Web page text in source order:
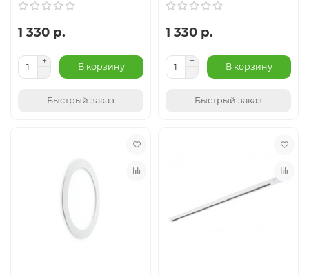
1 330 р.
В корзину
Быстрый заказ
1 330 р.
В корзину
Быстрый заказ